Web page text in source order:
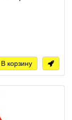
В корзину